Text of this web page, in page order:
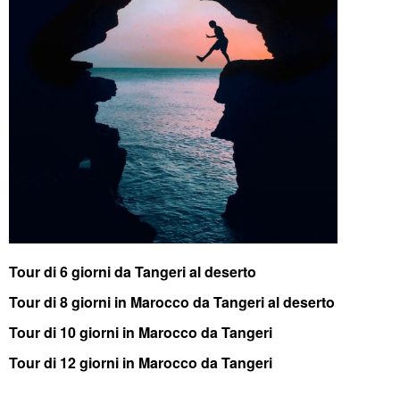
Tour di 6 giorni da Tangeri al deserto
Tour di 8 giorni in Marocco da Tangeri al deserto
Tour di 10 giorni in Marocco da Tangeri
Tour di 12 giorni in Marocco da Tangeri